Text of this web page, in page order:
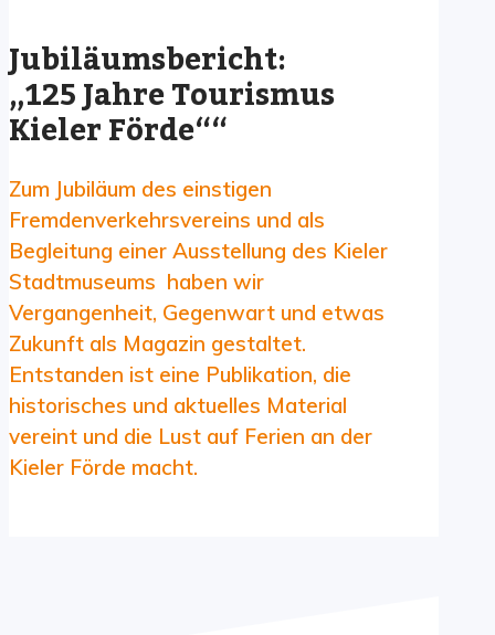
Jubiläumsbericht:
„125 Jahre Tourismus
Kieler Förde““
Zum Jubiläum des einstigen
Fremdenverkehrsvereins und als
Begleitung einer Ausstellung des Kieler
Stadtmuseums haben wir
Vergangenheit, Gegenwart und etwas
Zukunft als Magazin gestaltet.
Entstanden ist eine Publikation, die
historisches und aktuelles Material
vereint und die Lust auf Ferien an der
Kieler Förde macht.